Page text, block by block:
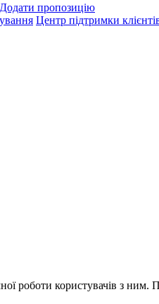
Додати пропозицію
Центр підтримки
роботи користувачів з